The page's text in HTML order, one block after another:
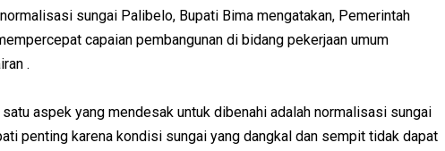
sungai Palibelo, Bupati Bima mengatakan, Pemerintah
capaian pembangunan di bidang pekerjaan umum
.
aspek yang mendesak untuk dibenahi adalah normalisasi sungai
penting karena kondisi sungai yang dangkal dan sempit tidak dapat